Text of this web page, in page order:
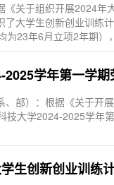
《关于组织开展2024年
了大学生创新创业训练
为23年6月立项2年期
2025学年第一学
、部）：根据《关于开
山东科技大学
业
生创新创业训练